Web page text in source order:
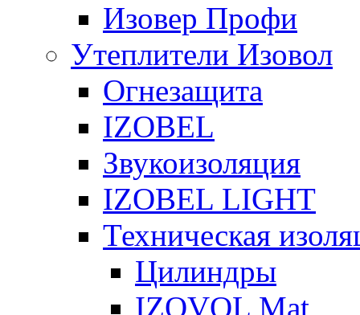
Изовер Профи
Утеплители Изовол
Огнезащита
IZOBEL
Звукоизоляция
IZOBEL LIGHT
Техническая
Цилиндры
IZOVOL Mat